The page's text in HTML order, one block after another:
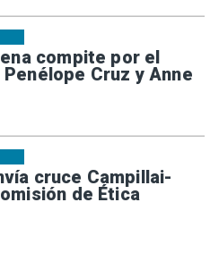
compite por el
Cruz y Anne
cruce Campillai-
de Ética